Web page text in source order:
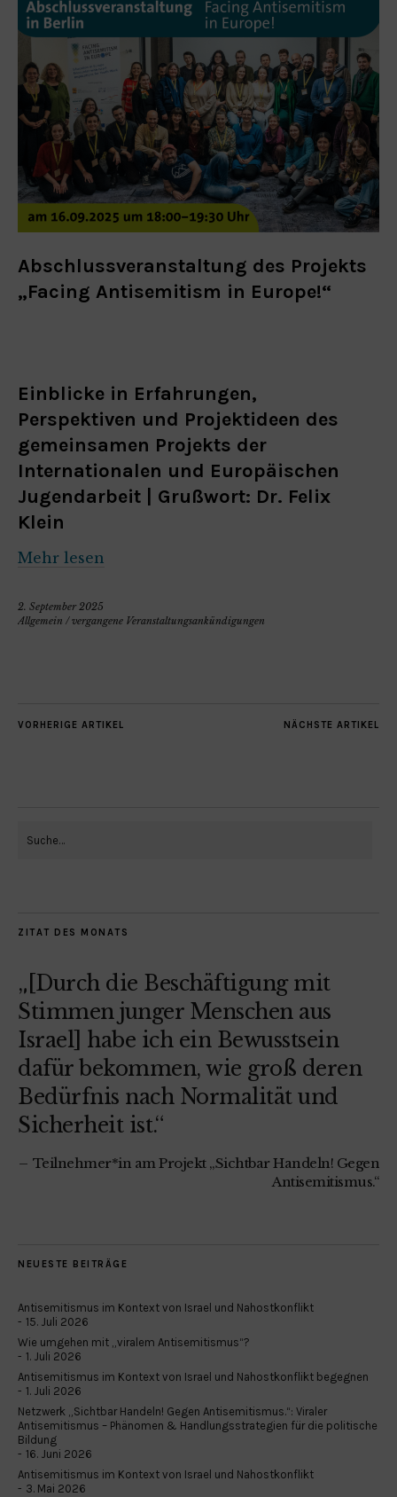
Abschlussveranstaltung des Projekts
„Facing Antisemitism in Europe!“
Einblicke in Erfahrungen,
Perspektiven und Projektideen des
gemeinsamen Projekts der
Internationalen und Europäischen
Jugendarbeit | Grußwort: Dr. Felix
Klein
Mehr lesen
2. September 2025
Allgemein /vergangene Veranstaltungsankündigungen
VORHERIGE ARTIKEL NÄCHSTE ARTIKEL
ZITAT DES MONATS
„[Durch die Beschäftigung mit
Stimmen junger Menschen aus
Israel] habe ich ein Bewusstsein
dafür bekommen, wie groß deren
Bedürfnis nach Normalität und
Sicherheit ist.“
Teilnehmer*in am Projekt „Sichtbar Handeln! Gegen
Antisemitismus.“
NEUESTE BEITRÄGE
Antisemitismus im Kontext von Israel und Nahostkonflikt
15. Juli 2026
Wie umgehen mit „viralem Antisemitismus“?
1. Juli 2026
Antisemitismus im Kontext von Israel und Nahostkonflikt begegnen
1. Juli 2026
Netzwerk „Sichtbar Handeln! Gegen Antisemitismus.“: Viraler
Antisemitismus – Phänomen & Handlungsstrategien für die politische
Bildung
16. Juni 2026
Antisemitismus im Kontext von Israel und Nahostkonflikt
3. Mai 2026